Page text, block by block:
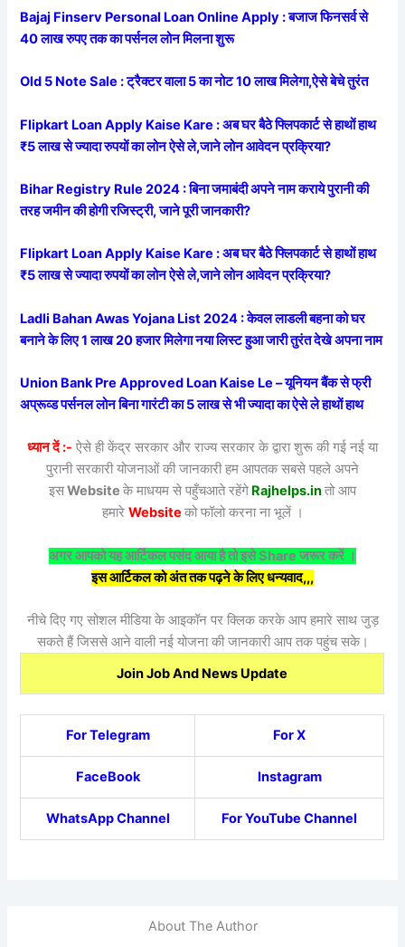
Bajaj Finserv Personal Loan Online Apply : बजाज फिनसर्व से
40 लाख रुपए तक का पर्सनल लोन मिलना शुरू
Old 5 Note Sale : ट्रैक्टर वाला 5 का नोट 10 लाख मिलेगा,ऐसे बेचे तुरंत
Flipkart Loan Apply Kaise Kare : अब घर बैठे फ्लिपकार्ट से हाथों हाथ
₹5 लाख से ज्यादा रुपयों का लोन ऐसे ले,जाने लोन आवेदन प्रक्रिया?
Bihar Registry Rule 2024 : बिना जमाबंदी अपने नाम कराये पुरानी की
तरह जमीन की होगी रजिस्ट्री, जाने पूरी जानकारी?
Flipkart Loan Apply Kaise Kare : अब घर बैठे फ्लिपकार्ट से हाथों हाथ
₹5 लाख से ज्यादा रुपयों का लोन ऐसे ले,जाने लोन आवेदन प्रक्रिया?
Ladli Bahan Awas Yojana List 2024 : केवल लाडली बहना को घर
बनाने के लिए 1 लाख 20 हजार मिलेगा नया लिस्ट हुआ जारी तुरंत देखे अपना नाम
Union Bank Pre Approved Loan Kaise Le – यूनियन बैंक से फ्री
अप्रूव्ड पर्सनल लोन बिना गारंटी का 5 लाख से भी ज्यादा का ऐसे ले हाथों हाथ
ध्यान दें :- ऐसे ही केंद्र सरकार और राज्य सरकार के द्वारा शुरू की गई नई या
पुरानी सरकारी योजनाओं की जानकारी हम आपतक सबसे पहले अपने
इसWebsite के माधयम से पहुँचआते रहेंगे Rajhelps.inतो आप
हमारे Website को फॉलो करना ना भूलें ।
अगर आपको यह आर्टिकल पसंद आया है तो इसे Share जरूर करें ।
इस आर्टिकल को अंत तक पढ़ने के लिए धन्यवाद,,,
नीचे दिए गए सोशल मीडिया के आइकॉन पर क्लिक करके आप हमारे साथ जुड़
सकते हैं जिससे आने वाली नई योजना की जानकारी आप तक पहुंच सके।
Join Job And News Update
For Telegram For X
FaceBook Instagram
WhatsApp Channel For YouTube Channel
About The Author